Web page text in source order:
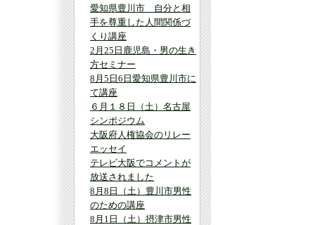
愛知県豊川市 自分と相
手を尊重した人間関係づ
くり講座
2月25日鹿児島・男の生き
方セミナー
8月5日6日愛知県豊川市に
て講座
６月１８日（土）名古屋
シンポジウム
大阪府人権協会のリレー
エッセイ
テレビ大阪でコメントが
放送されました
8月8日（土）豊川市男性
のための講座
8月1日（土）摂津市男性